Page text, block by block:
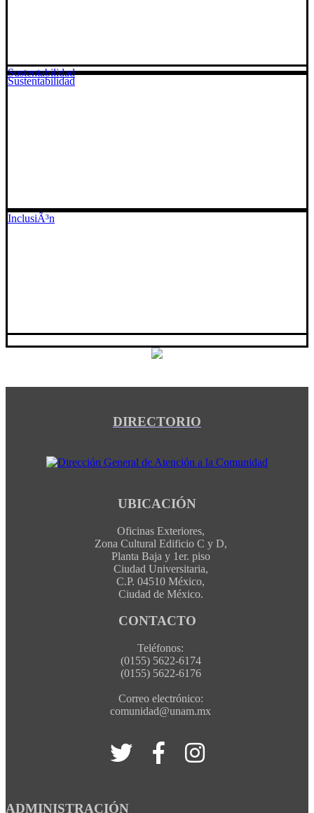
Sustentabilidad
InclusiÃ³n
Sustentabilidad
DIRECTORIO
UBICACIÓN
Oficinas Exteriores,
Zona Cultural Edificio C y D,
Planta Baja y 1er. piso
Ciudad Universitaria,
C.P. 04510 México,
Ciudad de México.
CONTACTO
Teléfonos:
(0155) 5622-6174
(0155) 5622-6176
Correo electrónico:
comunidad@unam.mx
ADMINISTRACIÓN